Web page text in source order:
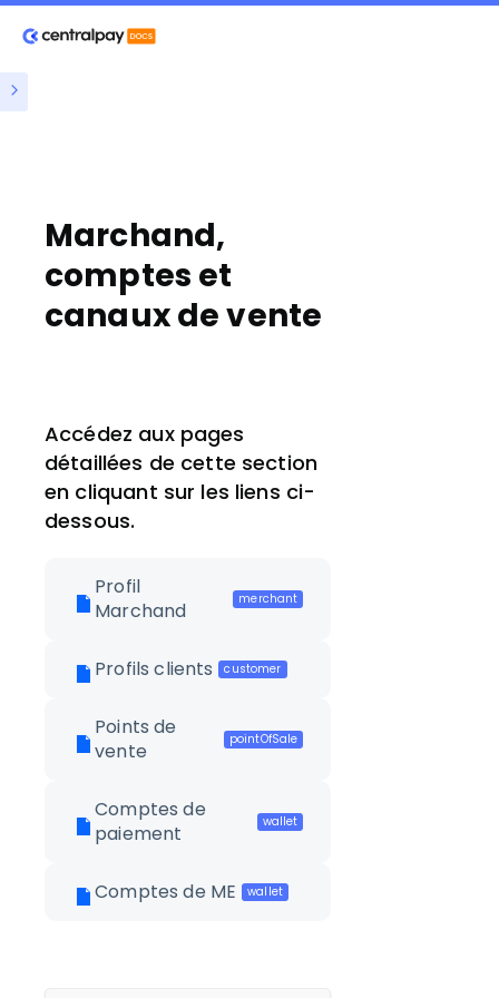
Marchand,
comptes et
canaux de vente
Accédez aux pages
détaillées de cette section
en cliquant sur les liens ci-
dessous.
Profil
Marchand
merchant
Profils clients customer
Points de
vente
pointOfSale
Comptes de
paiement
wallet
Comptes de ME wallet